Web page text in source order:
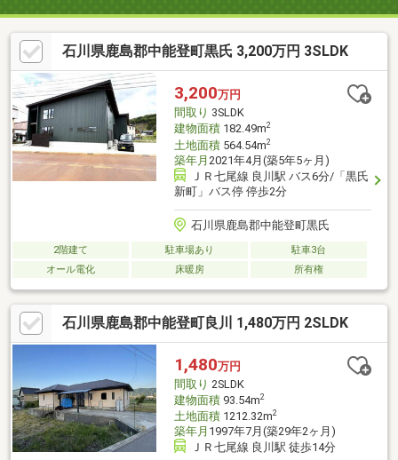
石川県鹿島郡中能登町黒氏 3,200万円 3SLDK
3,200万円
間取り 3SLDK
建物面積182.49m2
土地面積564.54m2
築年月 2021年4月(築5年5ヶ月)
ＪＲ七尾線 良川駅 バス6分/「黒氏
新町」バス停 停歩2分
石川県鹿島郡中能登町黒氏
2階建て 駐車場あり
駐車3台
オール電化
床暖房 所有権
石川県鹿島郡中能登町良川 1,480万円 2SLDK
1,480万円
間取り 2SLDK
建物面積93.54m2
土地面積1212.32m2
築年月 1997年7月(築29年2ヶ月)
ＪＲ七尾線 良川駅 徒歩14分